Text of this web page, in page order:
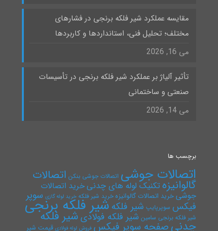
مقایسه عملکرد شیر فلکه برنجی در فشارهای
مختلف؛ تحلیل فنی، استانداردها و کاربردها
می 16, 2026
تأثیر آلیاژ بر عملکرد شیر فلکه برنجی در تأسیسات
صنعتی و ساختمانی
می 14, 2026
برچسب ها
اتصالات جوشی اتصالات جوشی بنکن اتصالات
گالوانیزهتکنیک لوله های چدنیخرید اتصالات
جوشیخرید اتصالات گالوانیزه خرید شیر فلکه خرید لوله گازی سوپر
فیکس سوپرپایپ شیر فلکه شیر فلکه برنجی
شیر فلکه برنجی سامین شیر فلکه فولادی شیر فلکه
چدنیصفحه سوپر فیکس فروش لوله فولادی قیمت شیر